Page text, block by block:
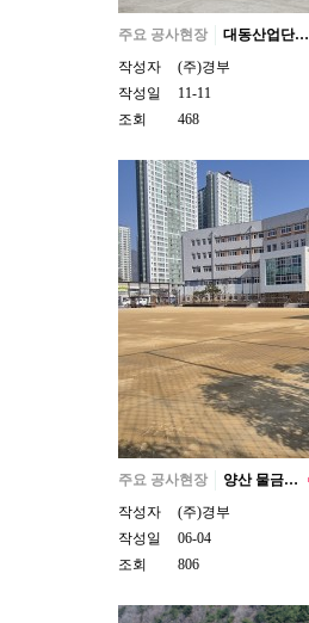
주요 공사현장
대동산업단…
작성자
(주)경부
작성일
11-11
조회
468
주요 공사현장
양산 물금…
작성자
(주)경부
작성일
06-04
조회
806